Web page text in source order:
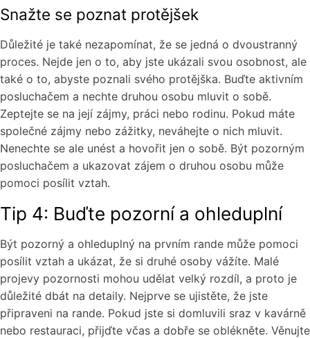
Snažte se poznat protějšek
Důležité je také nezapomínat, že se jedná o dvoustranný
proces. Nejde jen o to, aby jste ukázali svou osobnost, ale
také o to, abyste poznali svého protějška. Buďte aktivním
posluchačem a nechte druhou osobu mluvit o sobě.
Zeptejte se na její zájmy, práci nebo rodinu. Pokud máte
společné zájmy nebo zážitky, neváhejte o nich mluvit.
Nenechte se ale unést a hovořit jen o sobě. Být pozorným
posluchačem a ukazovat zájem o druhou osobu může
pomoci posílit vztah.
Tip 4: Buďte pozorní a ohleduplní
Být pozorný a ohleduplný na prvním rande může pomoci
posílit vztah a ukázat, že si druhé osoby vážíte. Malé
projevy pozornosti mohou udělat velký rozdíl, a proto je
důležité dbát na detaily. Nejprve se ujistěte, že jste
připraveni na rande. Pokud jste si domluvili sraz v kavárně
nebo restauraci, přijďte včas a dobře se oblékněte. Věnujte